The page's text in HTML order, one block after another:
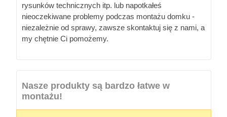
rysunków technicznych itp. lub napotkałeś
nieoczekiwane problemy podczas montażu domku -
niezależnie od sprawy, zawsze skontaktuj się z nami, a
my chętnie Ci pomożemy.
Nasze produkty są bardzo łatwe w
montażu!